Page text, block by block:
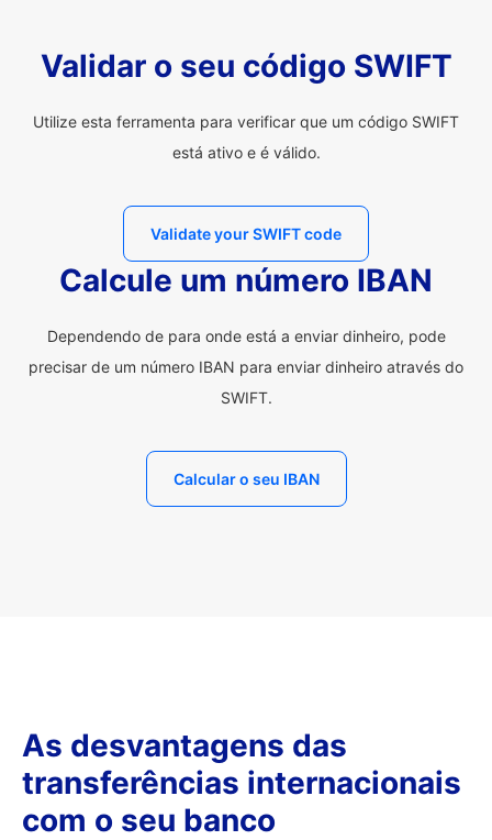
Validar o seu código SWIFT
Utilize esta ferramenta para verificar que um código SWIFT
está ativo e é válido.
Validate your SWIFT code
Calcule um número IBAN
Dependendo de para onde está a enviar dinheiro, pode
precisar de um número IBAN para enviar dinheiro através do
SWIFT.
Calcular o seu IBAN
As desvantagens das
transferências internacionais
com o seu banco